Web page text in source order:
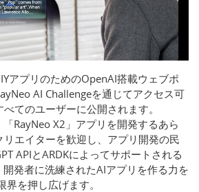
アプリのためのOpenAI搭載ウェブポ
AI Challengeを通じてアクセス可
てのユーザーに公開されます。
RayNeo X2」アプリを開発するあら
エイターを歓迎し、アプリ開発の民
APIとARDKによってサポートされる
発者に洗練されたAIアプリを作る力を
を押し広げます。